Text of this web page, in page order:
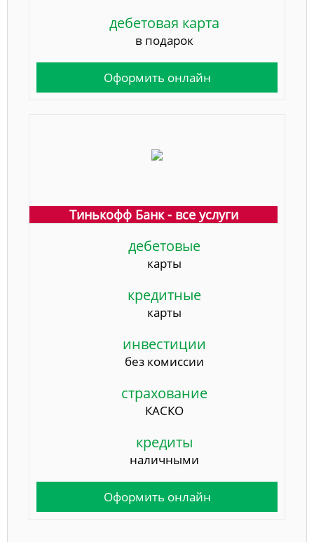
дебетовая карта
в подарок
Оформить онлайн
Тинькофф Банк - все услуги
дебетовые
карты
кредитные
карты
инвестиции
без комиссии
страхование
КАСКО
кредиты
наличными
Оформить онлайн